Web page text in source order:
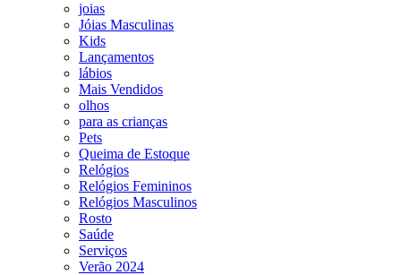
joias
Jóias Masculinas
Kids
Lançamentos
lábios
Mais Vendidos
olhos
para as crianças
Pets
Queima de Estoque
Relógios
Relógios Femininos
Relógios Masculinos
Rosto
Saúde
Serviços
Verão 2024